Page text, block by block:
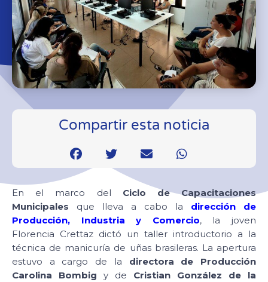
Compartir esta noticia
En el marco del Ciclo de Capacitaciones
Municipales que lleva a cabo la dirección de
Producción, Industria y Comercio, la joven
Florencia Crettaz dictó un taller introductorio a la
técnica de manicuría de uñas brasileras. La apertura
estuvo a cargo de la directora de Producción
Carolina Bombig y de Cristian González de la